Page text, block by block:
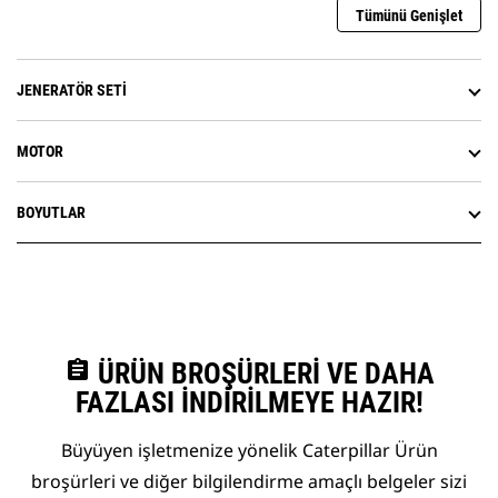
Tümünü Genişlet
JENERATÖR SETI
MOTOR
BOYUTLAR
assignment ÜRÜN BROŞÜRLERI VE DAHA
FAZLASI İNDIRILMEYE HAZIR!
Büyüyen işletmenize yönelik Caterpillar Ürün
broşürleri ve diğer bilgilendirme amaçlı belgeler sizi